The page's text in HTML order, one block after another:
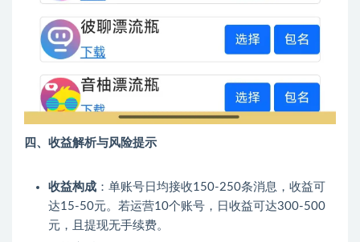
四、收益解析与风险提示
收益构成 ：单账号日均接收150-250条消息，收益可
达15-50元。若运营10个账号，日收益可达300-500
元，且提现无手续费。